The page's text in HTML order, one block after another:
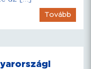
Tovább